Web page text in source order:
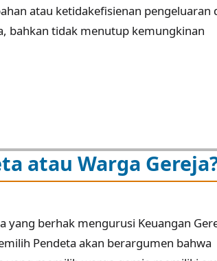
atau ketidakefisienan pengeluaran
bahkan tidak menutup kemungkinan
atau Warga
yang berhak mengurusi Keuangan
Pendeta akan berargumen bahwa